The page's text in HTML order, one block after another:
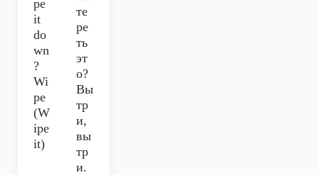
pe
it
do
wn
?
Wi
pe
(W
ipe
it)
те
ре
ть
эт
о?
Вы
тр
и,
вы
тр
и.